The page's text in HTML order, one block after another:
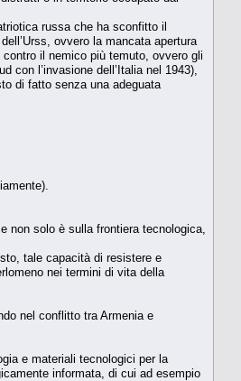
russa che ha sconfitto il
ovvero la mancata apertura
il nemico più temuto, ovvero gli
con l’invasione dell’Italia nel 1943),
di fatto senza una adeguata
non solo è sulla frontiera tecnologica,
tale capacità di resistere e
nei termini di vita della
nel conflitto tra Armenia e
e materiali tecnologici per la
informata, di cui ad esempio